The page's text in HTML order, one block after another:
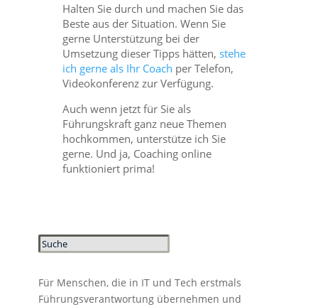
Halten Sie durch und machen Sie das
Beste aus der Situation. Wenn Sie
gerne Unterstützung bei der
Umsetzung dieser Tipps hätten, stehe
ich gerne als Ihr Coach per Telefon,
Videokonferenz zur Verfügung.
Auch wenn jetzt für Sie als
Führungskraft ganz neue Themen
hochkommen, unterstütze ich Sie
gerne. Und ja, Coaching online
funktioniert prima!
Für Menschen, die in IT und Tech erstmals
Führungsverantwortung übernehmen und